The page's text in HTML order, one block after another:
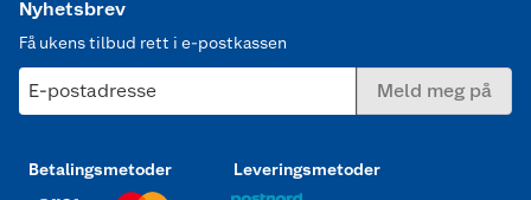
Nyhetsbrev
Få ukens tilbud rett i e-postkassen
E-postadresse Meld meg på
Betalingsmetoder Leveringsmetoder